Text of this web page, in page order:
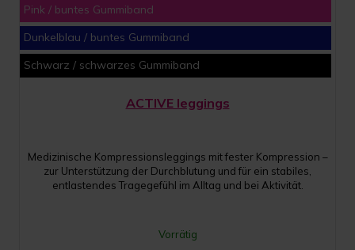
Pink / buntes Gummiband
Dunkelblau / buntes Gummiband
Schwarz / schwarzes Gummiband
ACTIVE leggings
Medizinische Kompressionsleggings mit fester Kompression –
zur Unterstützung der Durchblutung und für ein stabiles,
entlastendes Tragegefühl im Alltag und bei Aktivität.
Vorrätig